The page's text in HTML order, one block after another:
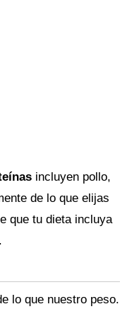
incluyen pollo,
de lo que elijas
que tu dieta incluya
lo que nuestro peso.